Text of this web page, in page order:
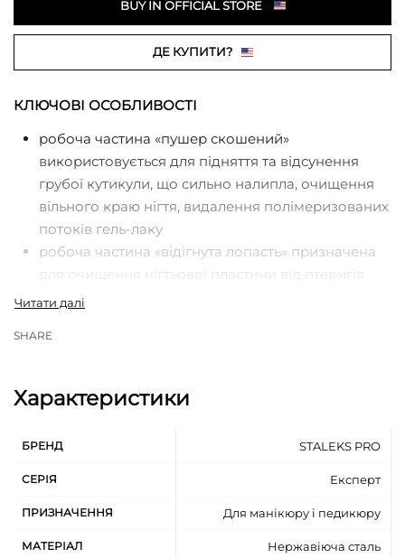
BUY IN OFFICIAL STORE
ДЕ КУПИТИ?
КЛЮЧОВІ ОСОБЛИВОСТІ
робоча частина «пушер скошений»
використовується для підняття та відсунення
грубої кутикули, що сильно налипла, очищення
вільного краю нігтя, видалення полімеризованих
потоків гель-лаку
робоча частина «відігнута лопасть» призначена
для очищення нігтьової пластини від птеригія
професійна ручна заточка
педикюру
додаткова стійкість до корозії завдяки
високолегована нержавіюча сталь
SHARE
Характеристики
БРЕНД STALEKS PRO
СЕРІЯ Експерт
ПРИЗНАЧЕННЯ Для манікюру і педикюру
МАТЕРІАЛ Нержавіюча сталь